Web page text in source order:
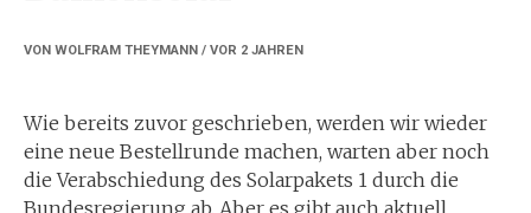
VON WOLFRAM THEYMANN / VOR 2 JAHREN
Wie bereits zuvor geschrieben, werden wir wieder
eine neue Bestellrunde machen, warten aber noch
die Verabschiedung des Solarpakets 1 durch die
Bundesregierung ab. Aber es gibt auch aktuell